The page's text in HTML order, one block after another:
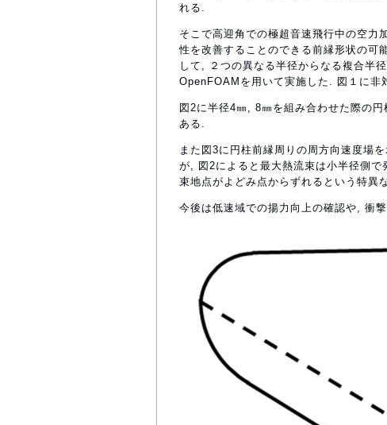
れる.
そこで高迎角での極超音速飛行中の空力
性を改善することのできる前縁形状の可
して, ２つの異なる半径からなる複合半
OpenFOAMを用いて実施した. 図１に非
図2に半径4㎜, 8㎜を組み合わせた際の
ある.
また図3に円柱前縁周りの周方向速度場
が, 図2によると最大熱流束は小半径側
束地点がよどみ点からずれるという特異
今後は低速域での揚力向上の確認や, 衝